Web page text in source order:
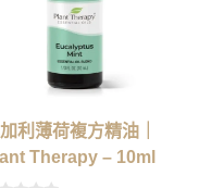
利薄荷複方精油｜
Therapy – 10ml